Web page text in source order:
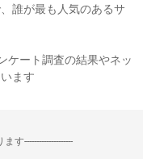
誰が最も人気のあるサ
ケート調査の結果やネッ
ます
す--------------------